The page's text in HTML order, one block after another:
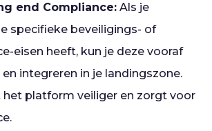
end Compliance: Als je
specifieke beveiligings- of
eisen heeft, kun je deze vooraf
integreren in je landingszone.
het platform veiliger en zorgt voor